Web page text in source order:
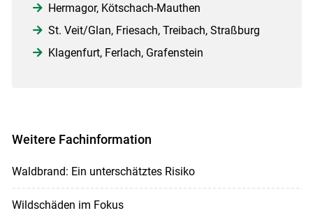
Hermagor, Kötschach-Mauthen
St. Veit/Glan, Friesach, Treibach, Straßburg
Klagenfurt, Ferlach, Grafenstein
Weitere Fachinformation
Waldbrand: Ein unterschätztes Risiko
Wildschäden im Fokus